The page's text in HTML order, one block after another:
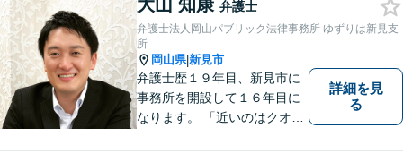
大山 知康 弁護士
弁護士法人岡山パブリック法律事務所 ゆずりは新見支
所
岡山県|新見市
弁護士歴１９年目、新見市に
事務所を開設して１６年目に
なります。 「近いのはクオリ
詳細を見
る